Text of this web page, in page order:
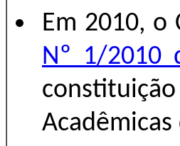
Em 2010,
Nº 1/2010